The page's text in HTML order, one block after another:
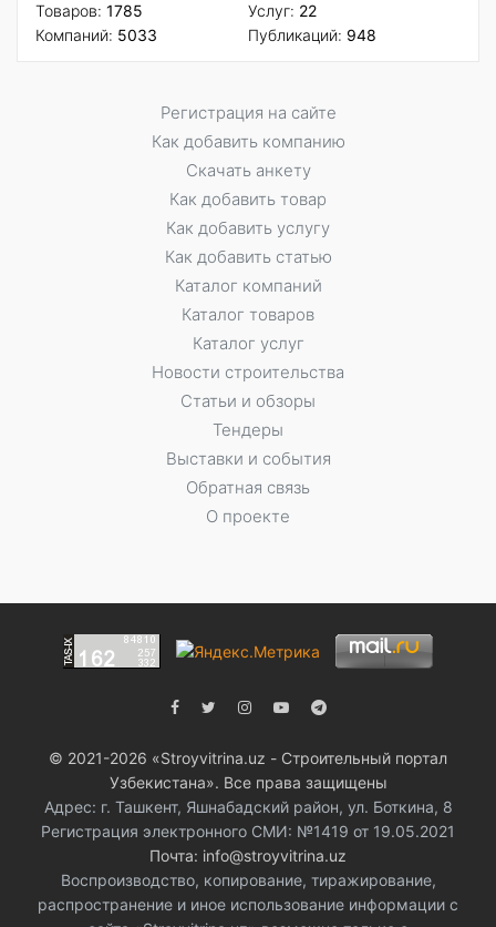
Товаров: 1785
Компаний: 5033
Услуг: 22
Публикаций: 948
Регистрация на сайте
Как добавить компанию
Скачать анкету
Как добавить товар
Как добавить услугу
Как добавить статью
Каталог компаний
Каталог товаров
Каталог услуг
Новости строительства
Статьи и обзоры
Тендеры
Выставки и события
Обратная связь
О проекте
© 2021-2026 «Stroyvitrina.uz - Строительный портал
Узбекистана». Все права защищены
Адрес: г. Ташкент, Яшнабадский район, ул. Боткина, 8
Регистрация электронного СМИ: №1419 от 19.05.2021
Почта: info@stroyvitrina.uz
Воспроизводство, копирование, тиражирование,
распространение и иное использование информации с